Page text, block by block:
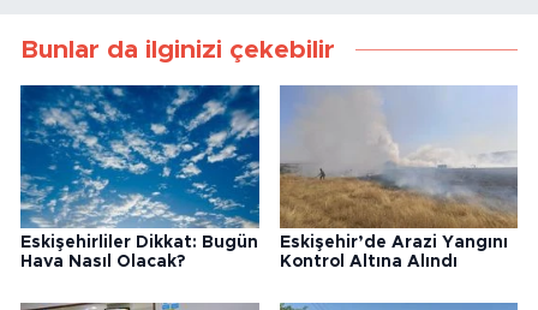
Bunlar da ilginizi çekebilir
Eskişehirliler Dikkat: Bugün
Hava Nasıl Olacak?
Eskişehir’de Arazi Yangını
Kontrol Altına Alındı